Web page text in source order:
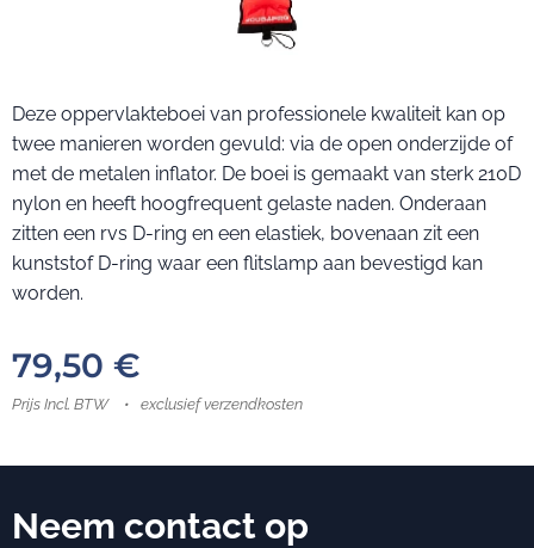
Deze oppervlakteboei van professionele kwaliteit kan op
twee manieren worden gevuld: via de open onderzijde of
met de metalen inflator. De boei is gemaakt van sterk 210D
nylon en heeft hoogfrequent gelaste naden. Onderaan
zitten een rvs D-ring en een elastiek, bovenaan zit een
kunststof D-ring waar een flitslamp aan bevestigd kan
worden.
79,50 €
Prijs Incl. BTW exclusief verzendkosten
Neem contact op